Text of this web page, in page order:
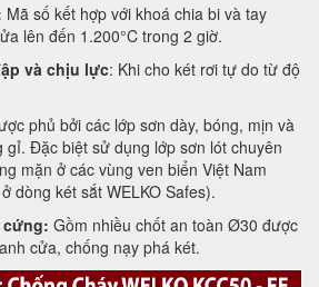
Mã số kết hợp với khoá chia bi và tay
lên đến 1.200°C trong 2 giờ.
và chịu lực: Khi cho két rơi tự do từ độ
phủ bởi các lớp sơn dày, bóng, mịn và
gỉ. Đặc biệt sử dụng lớp sơn lót chuyên
mặn ở các vùng ven biển Việt Nam
dòng két sắt WELKO Safes).
cứng: Gồm nhiều chốt an toàn Ø30 được
cửa, chống nạy phá két.